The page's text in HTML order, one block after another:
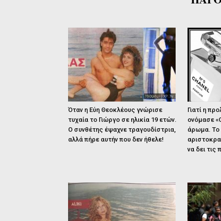
Όταν η Εύη Θεοκλέους γνώρισε
τυχαία το Γιώργο σε ηλικία 19 ετών.
Ο συνθέτης έψαχνε τραγουδίστρια,
αλλά πήρε αυτήν που δεν ήθελε!
Γιατί η
ονόμασε
άρωμα. Το
να δει τις